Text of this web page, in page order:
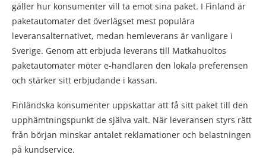
gäller hur konsumenter vill ta emot sina paket. I Finland är
paketautomater det överlägset mest populära
leveransalternativet, medan hemleverans är vanligare i
Sverige. Genom att erbjuda leverans till Matkahuoltos
paketautomater möter e-handlaren den lokala preferensen
och stärker sitt erbjudande i kassan.
Finländska konsumenter uppskattar att få sitt paket till den
upphämtningspunkt de själva valt. När leveransen styrs rätt
från början minskar antalet reklamationer och belastningen
på kundservice.